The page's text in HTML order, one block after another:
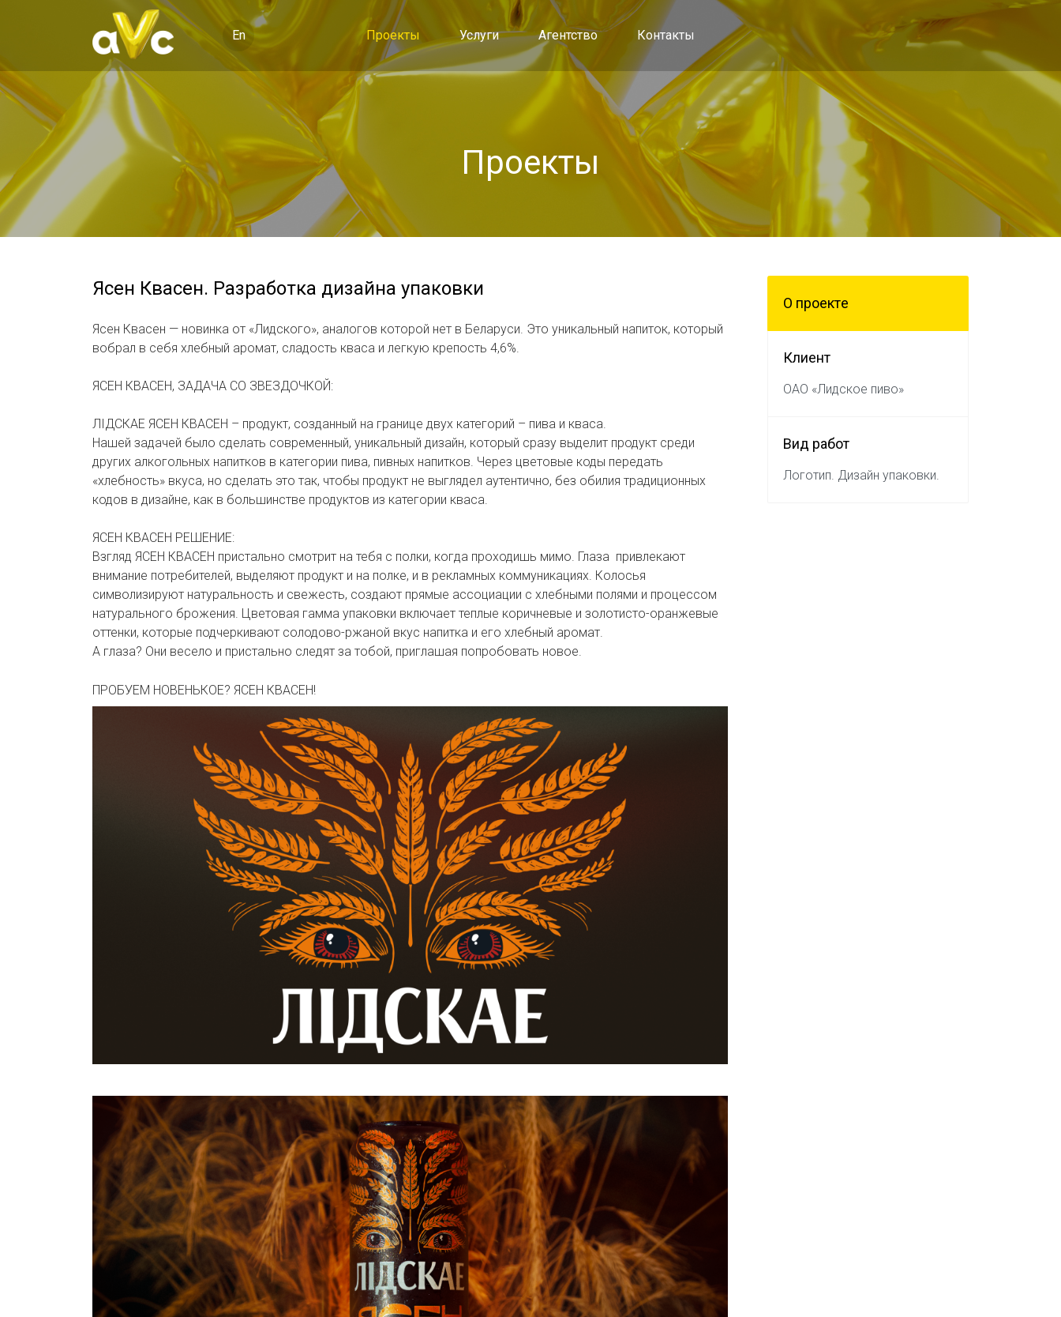
En Проекты Услуги Агентство Контакты
Проекты
Ясен Квасен. Разработка дизайна упаковки
Ясен Квасен — новинка от «Лидского», аналогов которой нет в Беларуси. Это уникальный напиток, который
вобрал в себя хлебный аромат, сладость кваса и легкую крепость 4,6%.
ЯСЕН КВАСЕН, ЗАДАЧА СО ЗВЕЗДОЧКОЙ:
ЛІДСКАЕ ЯСЕН КВАСЕН – продукт, созданный на границе двух категорий – пива и кваса.
Нашей задачей было сделать современный, уникальный дизайн, который сразу выделит продукт среди
других алкогольных напитков в категории пива, пивных напитков. Через цветовые коды передать
«хлебность» вкуса, но сделать это так, чтобы продукт не выглядел аутентично, без обилия традиционных
кодов в дизайне, как в большинстве продуктов из категории кваса.
ЯСЕН КВАСЕН РЕШЕНИЕ:
Взгляд ЯСЕН КВАСЕН пристально смотрит на тебя с полки, когда проходишь мимо. Глаза привлекают
внимание потребителей, выделяют продукт и на полке, и в рекламных коммуникациях. Колосья
символизируют натуральность и свежесть, создают прямые ассоциации с хлебными полями и процессом
натурального брожения. Цветовая гамма упаковки включает теплые коричневые и золотисто-оранжевые
оттенки, которые подчеркивают солодово-ржаной вкус напитка и его хлебный аромат.
А глаза? Они весело и пристально следят за тобой, приглашая попробовать новое.
ПРОБУЕМ НОВЕНЬКОЕ? ЯСЕН КВАСЕН!
О проектe
Клиент
ОАО «Лидское пиво»
Вид работ
Логотип. Дизайн упаковки.